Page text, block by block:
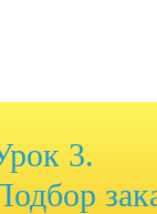
3.